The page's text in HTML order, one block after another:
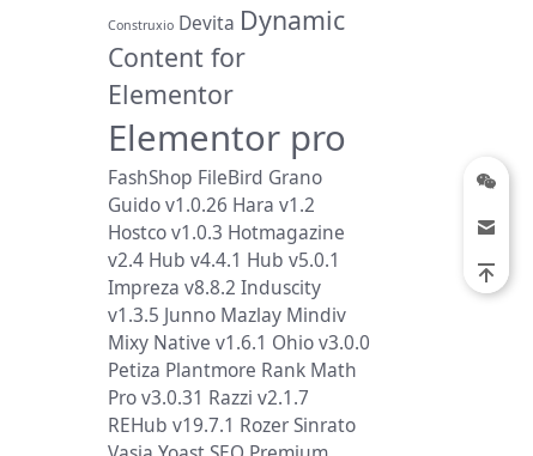
Construxio Devita Dynamic
Content for
Elementor
Elementor pro
FashShop FileBird Grano
Guido v1.0.26 Hara v1.2
Hostco v1.0.3 Hotmagazine
v2.4 Hub v4.4.1 Hub v5.0.1
Impreza v8.8.2 Induscity
v1.3.5 Junno Mazlay Mindiv
Mixy Native v1.6.1 Ohio v3.0.0
Petiza Plantmore Rank Math
Pro v3.0.31 Razzi v2.1.7
REHub v19.7.1 RozerSinrato